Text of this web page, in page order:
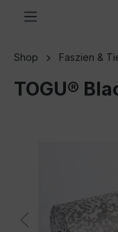
Shop Faszien &
TOGU®